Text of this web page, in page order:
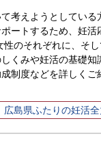
考えようとしている
ートするため、妊活
性のそれぞれに、そ
くみや妊活の基礎
制度などを詳しくご
広島県ふたりの妊活